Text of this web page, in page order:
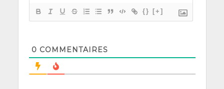
{} [+]
0 COMMENTAIRES